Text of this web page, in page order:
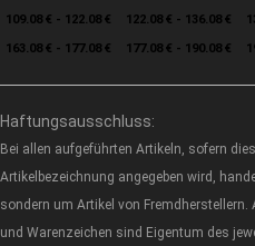
109.08 € - 122.08 €
122.08 € - 136.08 €
163.08 € - 177.08 €
177.08 € - 190.08 €
Haftungsausschluss:
Bei allen aufgeführten Artikeln, sofern
Artikelbezeichnung angegeben wird,
sondern um Artikel von
und Warenzeichen sind Eigentum des